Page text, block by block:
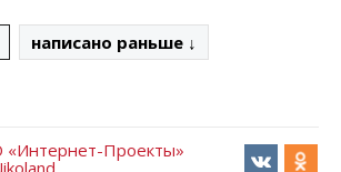
написано раньше ↓
«Интернет-Проекты»